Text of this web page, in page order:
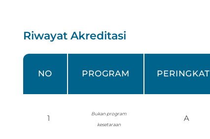
Riwayat Akreditasi
NO PROGRAM PERINGKAT
1
Bukan program
kesetaraan
A